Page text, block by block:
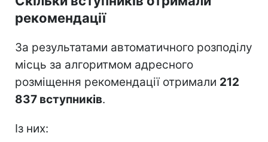
рекомендації
За результатами автоматичного розподілу
місць за алгоритмом адресного
розміщення рекомендації отримали 212
837 вступників.
Із них: